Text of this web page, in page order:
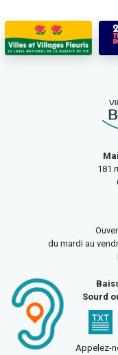
181
du mardi au
Sourd
Appelez-